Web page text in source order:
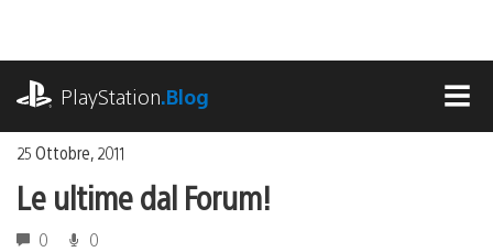
contenuto
PlayStation.Blog
25 Ottobre, 2011
Le ultime dal Forum!
0 0